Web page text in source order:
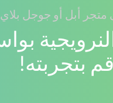
متجر أبل أو جوجل بلاي